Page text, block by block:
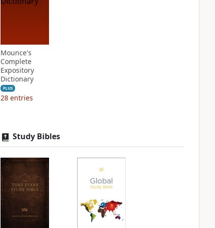
Mounce's
Complete
Expository
Dictionary
PLUS
28 entries
Study Bibles